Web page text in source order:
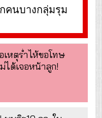
คนบางกลุ่มรุม
เหตุร่ำไห้ขอโทษ
ได้เจอหน้าลูก!